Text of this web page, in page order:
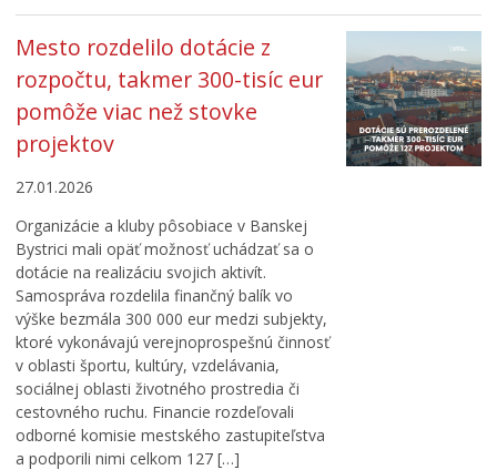
Mesto rozdelilo dotácie z
rozpočtu, takmer 300-tisíc eur
pomôže viac než stovke
projektov
27.01.2026
Organizácie a kluby pôsobiace v Banskej
Bystrici mali opäť možnosť uchádzať sa o
dotácie na realizáciu svojich aktivít.
Samospráva rozdelila finančný balík vo
výške bezmála 300 000 eur medzi subjekty,
ktoré vykonávajú verejnoprospešnú činnosť
v oblasti športu, kultúry, vzdelávania,
sociálnej oblasti životného prostredia či
cestovného ruchu. Financie rozdeľovali
odborné komisie mestského zastupiteľstva
a podporili nimi celkom 127 […]